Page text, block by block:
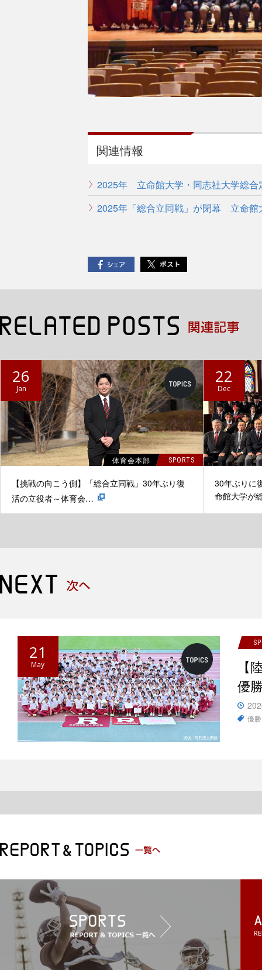
関連情報
2025年 立命館大学・同志社大学総
2025年「総合立同戦」が閉幕 立命館
26
Jan
体育会本部 SPORTS
【挑戦の向こう側】「総合立同戦」30年ぶり復
活の立役者～体育会…
22
Dec
30年ぶりに
命館大学が
21
May
【
優
優勝